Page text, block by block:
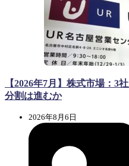
【2026年7月】株式市場：3
分割は進むか
2026年8月6日